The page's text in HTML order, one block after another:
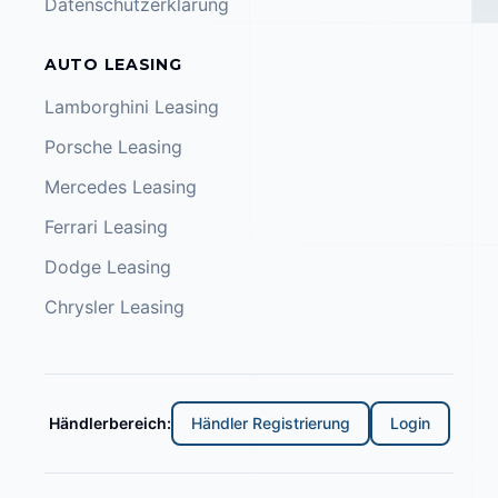
Datenschutzerklärung
AUTO LEASING
Lamborghini Leasing
Porsche Leasing
Mercedes Leasing
Ferrari Leasing
Dodge Leasing
Chrysler Leasing
Händlerbereich: Händler Registrierung Login